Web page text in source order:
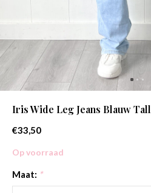
Iris Wide Leg Jeans Blauw Tall
€33,50
Op voorraad
Maat: *